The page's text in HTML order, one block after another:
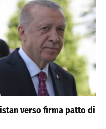
verso firma patto di